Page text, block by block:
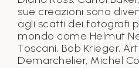
sue creazioni sono
agli scatti dei fotografi
mondo come Helmut
Toscani, Bob Krieger,
Demarchelier, Michel